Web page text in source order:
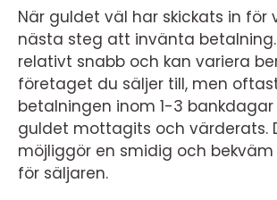
När guldet väl har skickats in för
nästa steg att invänta betalning.
relativt snabb och kan variera
företaget du säljer till, men
betalningen inom 1-3
guldet mottagits och värderats.
möjliggör en smidig och
för säljaren.